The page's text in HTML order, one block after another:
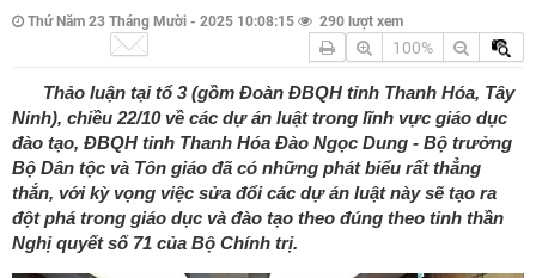
Thứ Năm 23 Tháng Mười - 2025 10:08:15 290 lượt xem
100%
Thảo luận tại tổ 3 (gồm Đoàn ĐBQH tỉnh Thanh Hóa, Tây
Ninh), chiều 22/10 về các dự án luật trong lĩnh vực giáo dục
đào tạo, ĐBQH tỉnh Thanh Hóa Đào Ngọc Dung - Bộ trưởng
Bộ Dân tộc và Tôn giáo đã có những phát biểu rất thẳng
thắn, với kỳ vọng việc sửa đổi các dự án luật này sẽ tạo ra
đột phá trong giáo dục và đào tạo theo đúng theo tinh thần
Nghị quyết số 71 của Bộ Chính trị.